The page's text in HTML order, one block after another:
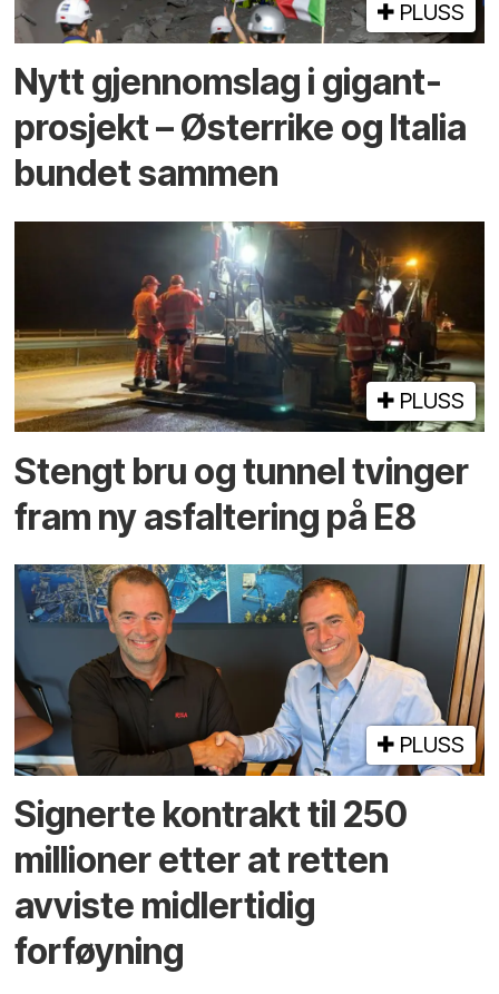
PLUSS
Nytt gjennomslag i gigant­
prosjekt – Østerrike og Italia
bundet sammen
PLUSS
Stengt bru og tunnel tvinger
fram ny asfaltering på E8
PLUSS
Signerte kontrakt til 250
millioner etter at retten
avviste midlertidig
forføyning